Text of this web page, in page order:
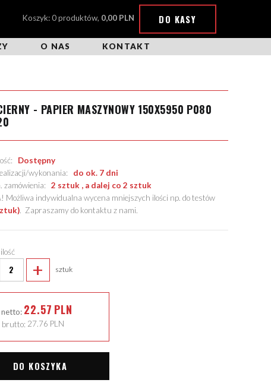
Koszyk: 0 produktów, 0,00 PLN DO KASY
O NAS KONTAKT
- PAPIER MASZYNOWY 150X5950 P080
Dostępny
wykonania: do ok. 7 dni
zamówienia:2 sztuk , a dalej co 2 sztuk
Możliwa indywidualna wycena mniejszych ilości np. do testów
. Zapraszamy do kontaktu z nami.
+ sztuk
netto: 22.57 PLN
brutto: 27.76 PLN
DO KOSZYKA